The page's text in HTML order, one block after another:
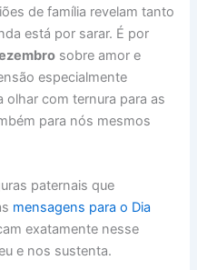
de família revelam tanto
está por sarar. É por
sobre amor e
especialmente
com ternura para as
para nós mesmos
paternais que
mensagens para o Dia
exatamente nesse
e nos sustenta.